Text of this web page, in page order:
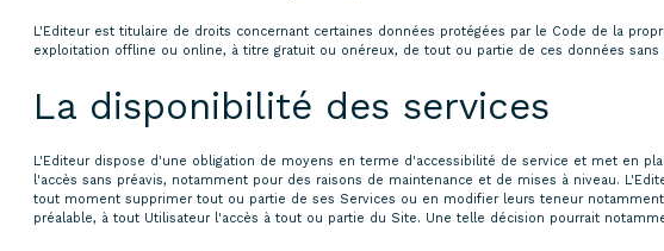
L'Editeur est titulaire de droits concernant certaines données protégées par le Code de la
exploitation offline ou online, à titre gratuit ou onéreux, de tout ou partie de ces données
La disponibilité des services
L'Editeur dispose d'une obligation de moyens en terme d'accessibilité de service et met en
l'accès sans préavis, notamment pour des raisons de maintenance et de mises à niveau.
tout moment supprimer tout ou partie de ses Services ou en modifier leurs teneur
préalable, à tout Utilisateur l'accès à tout ou partie du Site. Une telle décision pourrait